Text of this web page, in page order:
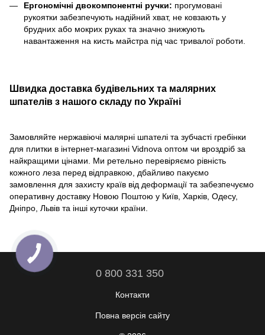
Ергономічні двокомпонентні ручки: прогумовані
рукоятки забезпечують надійний хват, не ковзають у
брудних або мокрих руках та значно знижують
навантаження на кисть майстра під час тривалої роботи.
Швидка доставка будівельних та малярних
шпателів з нашого складу по Україні
Замовляйте нержавіючі малярні шпателі та зубчасті гребінки
для плитки в інтернет-магазині Vidnova оптом чи вроздріб за
найкращими цінами. Ми ретельно перевіряємо рівність
кожного леза перед відправкою, дбайливо пакуємо
замовлення для захисту країв від деформації та забезпечуємо
оперативну доставку Новою Поштою у Київ, Харків, Одесу,
Дніпро, Львів та інші куточки країни.
0 800 331 350
Контакти
Повна версія сайту